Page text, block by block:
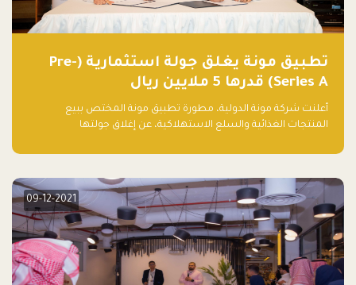
تطبيق مونة يغلق جولة استثمارية (Pre-
Series A) قدرها 5 ملايين ريال
أعلنت شركة مونة الدولية، مطورة تطبيق مونة المختص ببيع
المنتجات الغذائية والسلع الاستهلاكية، عن إغلاق جولتها
دولار أمريكي)، بقيادة شركتي دعم المنشآت المحدودة وتسارع القابضة
09-12-2021